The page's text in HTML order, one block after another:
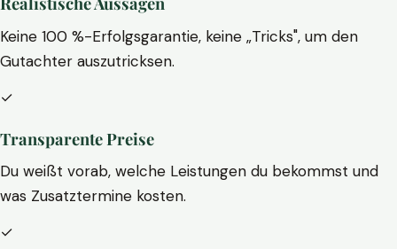
Keine 100 %-Erfolgsgarantie, keine „Tricks", um den
Gutachter auszutricksen.
✓
Transparente Preise
Du weißt vorab, welche Leistungen du bekommst und
was Zusatztermine kosten.
✓